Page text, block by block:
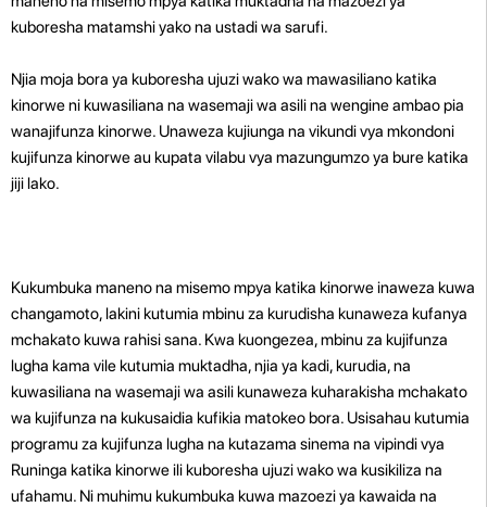
kuboresha matamshi yako na ustadi wa sarufi.
Njia moja bora ya kuboresha ujuzi wako wa mawasiliano katika
kinorwe ni kuwasiliana na wasemaji wa asili na wengine ambao pia
wanajifunza kinorwe. Unaweza kujiunga na vikundi vya mkondoni
kujifunza kinorwe au kupata vilabu vya mazungumzo ya bure katika
jiji lako.
Kukumbuka maneno na misemo mpya katika kinorwe inaweza kuwa
changamoto, lakini kutumia mbinu za kurudisha kunaweza kufanya
mchakato kuwa rahisi sana. Kwa kuongezea, mbinu za kujifunza
lugha kama vile kutumia muktadha, njia ya kadi, kurudia, na
kuwasiliana na wasemaji wa asili kunaweza kuharakisha mchakato
wa kujifunza na kukusaidia kufikia matokeo bora. Usisahau kutumia
programu za kujifunza lugha na kutazama sinema na vipindi vya
Runinga katika kinorwe ili kuboresha ujuzi wako wa kusikiliza na
ufahamu. Ni muhimu kukumbuka kuwa mazoezi ya kawaida na